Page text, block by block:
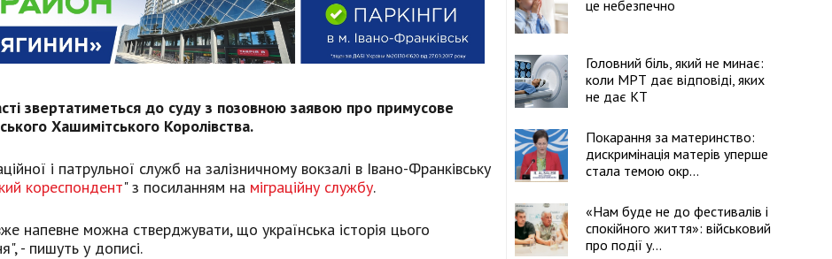
звертатиметься до суду з позовною заявою про примусове
Хашимітського Королівства.
і патрульної служб на залізничному вокзалі в Івано-Франківську
кореспондент" з посиланням на міграційну службу.
напевне можна стверджувати, що українська історія цього
- пишуть у дописі.
це небезпечно
Головний біль, який не минає:
коли МРТ дає відповіді, яких
не дає КТ
Покарання за материнство:
дискримінація матерів уперше
стала темою окр...
«Нам буде не до фестивалів і
спокійного життя»: військовий
про події у...